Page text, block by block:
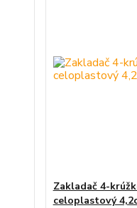
Zakladač 4-
celoplastový